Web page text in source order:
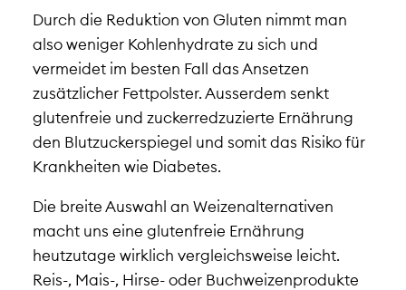
Durch die Reduktion von Gluten nimmt man
also weniger Kohlenhydrate zu sich und
vermeidet im besten Fall das Ansetzen
zusätzlicher Fettpolster. Ausserdem senkt
glutenfreie und zuckerredzuzierte Ernährung
den Blutzuckerspiegel und somit das Risiko für
Krankheiten wie Diabetes.
Die breite Auswahl an Weizenalternativen
macht uns eine glutenfreie Ernährung
heutzutage wirklich vergleichsweise leicht.
Reis-, Mais-, Hirse- oder Buchweizenprodukte